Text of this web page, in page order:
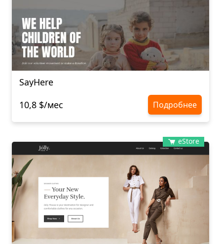
SayHere
10,8 $/мес
Подробнее
eStore